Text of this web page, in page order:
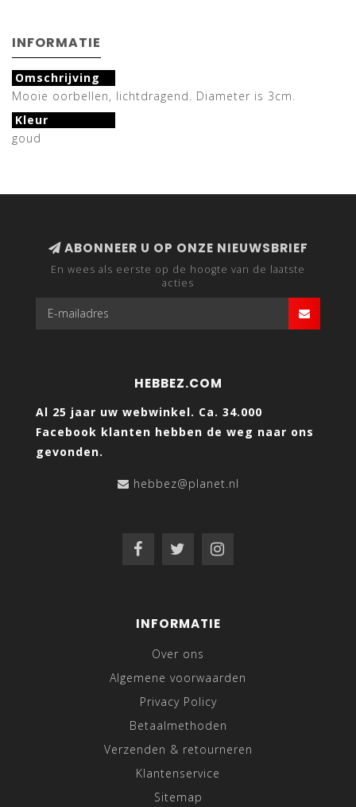
INFORMATIE
Omschrijving
Mooie oorbellen, lichtdragend. Diameter is 3cm.
Kleur
goud
ABONNEER U OP ONZE NIEUWSBRIEF
En wees als eerste op de hoogte van de laatste
acties
HEBBEZ.COM
Al 25 jaar uw webwinkel. Ca. 34.000
Facebook klanten hebben de weg naar ons
gevonden.
hebbez@planet.nl
INFORMATIE
Over ons
Algemene voorwaarden
Privacy Policy
Betaalmethoden
Verzenden & retourneren
Klantenservice
Sitemap